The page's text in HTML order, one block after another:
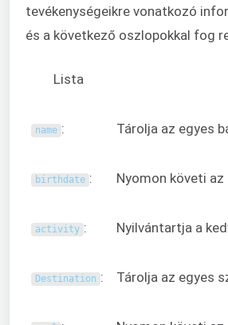
tevékenységeikre vonatkozó
és a következő oszlopokkal fog
Lista
name : Tárolja az egyes
birthdate : Nyomon követi
activity : Nyilvántartja a
Destination : Tárolja az egyes